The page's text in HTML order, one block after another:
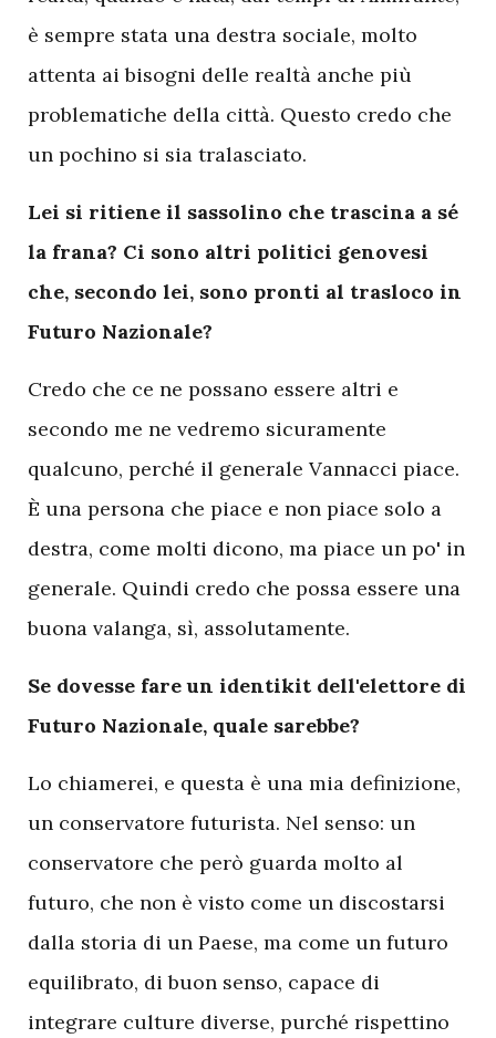
è sempre stata una destra sociale, molto
attenta ai bisogni delle realtà anche più
problematiche della città. Questo credo che
un pochino si sia tralasciato.
Lei si ritiene il sassolino che trascina a sé
la frana? Ci sono altri politici genovesi
che, secondo lei, sono pronti al trasloco in
Futuro Nazionale?
Credo che ce ne possano essere altri e
secondo me ne vedremo sicuramente
qualcuno, perché il generale Vannacci piace.
È una persona che piace e non piace solo a
destra, come molti dicono, ma piace un po' in
generale. Quindi credo che possa essere una
buona valanga, sì, assolutamente.
Se dovesse fare un identikit dell'elettore di
Futuro Nazionale, quale sarebbe?
Lo chiamerei, e questa è una mia definizione,
un conservatore futurista. Nel senso: un
conservatore che però guarda molto al
futuro, che non è visto come un discostarsi
dalla storia di un Paese, ma come un futuro
equilibrato, di buon senso, capace di
integrare culture diverse, purché rispettino